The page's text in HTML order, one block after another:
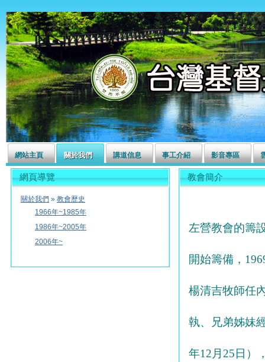
左營長老教會
網站主頁 關於我們 講道信息 事工介紹 影音專區
網頁導覽
關於我們 » 教會歷史
1966年~1985年
1986年~2005年
2006年~
教會簡介
左營教會的籌
開始籌備，
楊清吉牧師任
執、兄弟姊妹
年12月25日）